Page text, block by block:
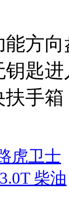
方
匙
手